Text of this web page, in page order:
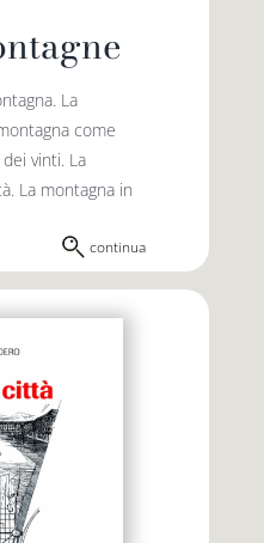
La
come
vinti. La
La montagna in
continua